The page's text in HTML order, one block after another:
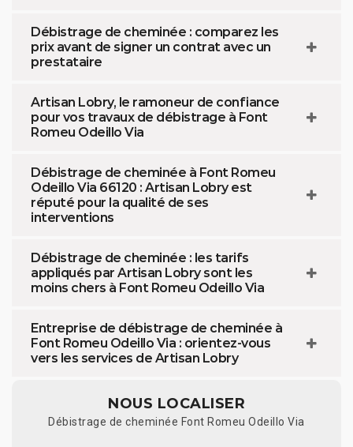
Débistrage de cheminée : comparez les
prix avant de signer un contrat avec un
prestataire
Artisan Lobry, le ramoneur de confiance
pour vos travaux de débistrage à Font
Romeu Odeillo Via
Débistrage de cheminée à Font Romeu
Odeillo Via 66120 : Artisan Lobry est
réputé pour la qualité de ses
interventions
Débistrage de cheminée : les tarifs
appliqués par Artisan Lobry sont les
moins chers à Font Romeu Odeillo Via
Entreprise de débistrage de cheminée à
Font Romeu Odeillo Via : orientez-vous
vers les services de Artisan Lobry
NOUS LOCALISER
Débistrage de cheminée Font Romeu Odeillo Via